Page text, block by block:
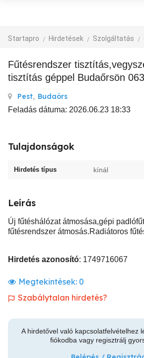
Startapro Hirdetések Szolgáltatás
Fűtésrendszer tisztítás,vegyszeres padlófűtés
tisztítás géppel Budaőrsön
Pest, Budaörs
Feladás dátuma: 2026.06.23 18:33
Tulajdonságok
Hirdetés típus kínál
Leírás
Új fűtéshálózat átmosása,gépi
fűtésrendszer átmosás.Radiátoros
Hirdetés azonosító: 1749716067
Megtekintések: 0
Szabálytalan hirdetés?
A hirdetővel való kapcsolatfelvételhez
fiókodba vagy regisztrálj